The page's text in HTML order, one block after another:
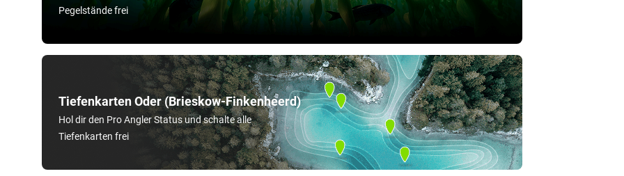
Tiefenkarten Oder (Brieskow-Finkenheerd)
Hol dir den Pro Angler Status und schalte alle
Tiefenkarten frei
Pegelstände frei